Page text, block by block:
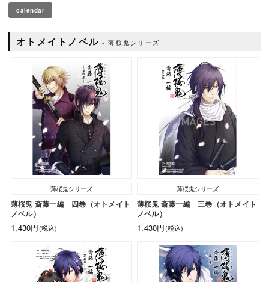
calendar
オトメイトノベル 薄桜鬼シリーズ
薄桜鬼シリーズ
薄桜鬼 斎藤一編 四巻（オトメイト
ノベル）
1,430円(税込)
薄桜鬼シリーズ
薄桜鬼 斎藤一編 三巻（オトメイト
ノベル）
1,430円(税込)